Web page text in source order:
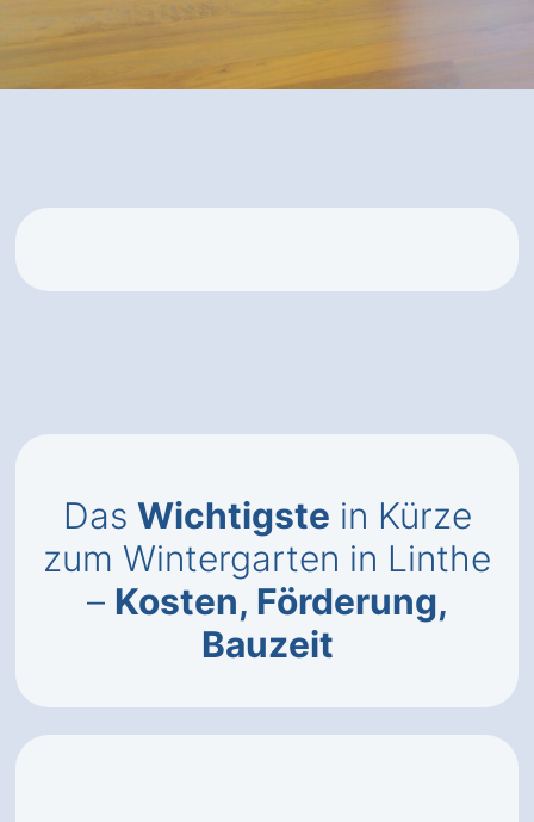
Das Wichtigste in Kürze
zum Wintergarten in Linthe
– Kosten, Förderung,
Bauzeit